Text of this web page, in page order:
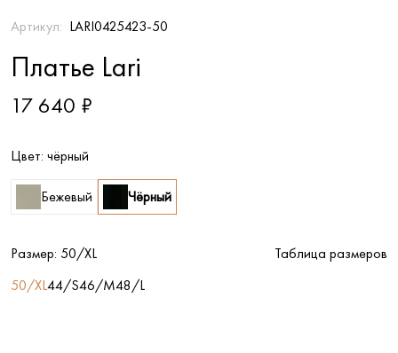
Артикул: LARI0425423-50
Платье Lari
17 640 ₽
Цвет: чёрный
Бежевый Чёрный
Размер: 50/XL
Таблица размеров
50/XL44/S46/M48/L